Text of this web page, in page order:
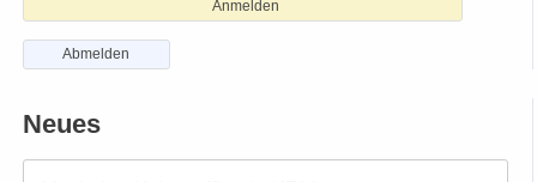
Anmelden
Abmelden
Neues